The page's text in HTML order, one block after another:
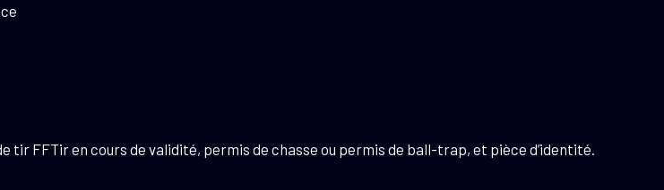
tir FFTir en cours de validité, permis de chasse ou permis de ball-trap, et pièce d’identité.